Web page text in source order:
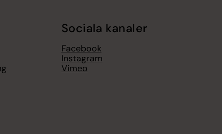
Sociala kanaler
Facebook
Instagram
Vimeo